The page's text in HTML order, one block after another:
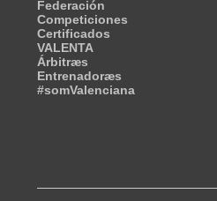
Federación
Competiciones
Certificados
VALENTA
Árbitræs
Entrenadoræs
#somValenciana